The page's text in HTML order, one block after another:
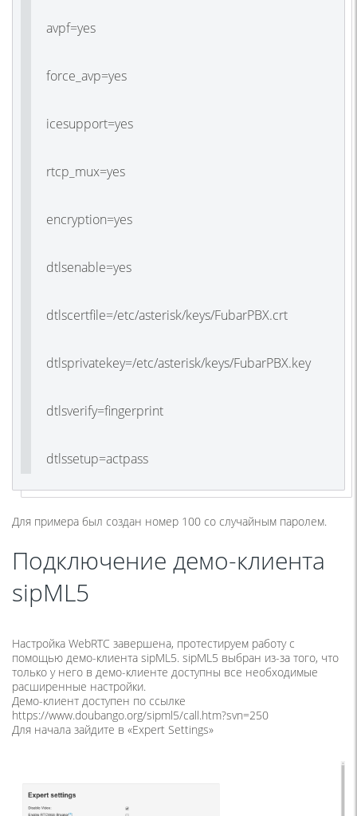
avpf=yes
force_avp=yes
icesupport=yes
rtcp_mux=yes
encryption=yes
dtlsenable=yes
dtlscertfile=/etc/asterisk/keys/FubarPBX.crt
dtlsprivatekey=/etc/asterisk/keys/FubarPBX.key
dtlsverify=fingerprint
dtlssetup=actpass
Для примера был создан номер 100 со случайным паролем.
Подключение демо-клиента
sipML5
Настройка WebRTC завершена, протестируем работу с
помощью демо-клиента sipML5. sipML5 выбран из-за того, что
только у него в демо-клиенте доступны все необходимые
расширенные настройки.
Демо-клиент доступен по ссылке
https://www.doubango.org/sipml5/call.htm?svn=250
Для начала зайдите в «Expert Settings»